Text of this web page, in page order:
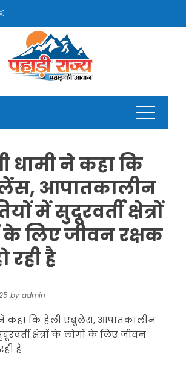
धामी ने कहा कि
आपातकालीन
में सुदूरवर्ती क्षेत्रों
लिए जीवन रक्षक
रही है
by admin
ने कहा कि हेली एंबुलेंस, आपातकालीन
क्षेत्रों के लोगों के लिए जीवन
है